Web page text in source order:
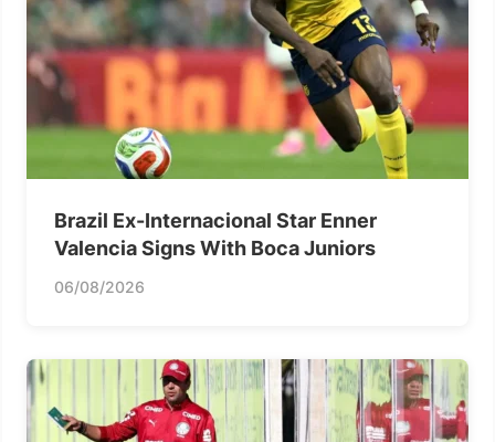
Brazil Ex-Internacional Star Enner
Valencia Signs With Boca Juniors
06/08/2026